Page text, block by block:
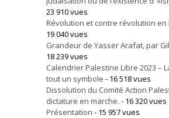
23 910 vues
Révolution et contre révolution en
19 040 vues
Grandeur de Yasser Arafat, par
18 239 vues
Calendrier Palestine Libre 2023 –
tout un symbole - 16 518 vues
Dissolution du Comité Action
dictature en marche. - 16 320 vues
Présentation - 15 957 vues